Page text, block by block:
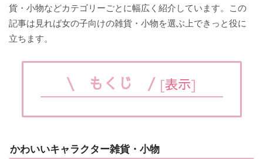
貨・小物などカテゴリーごとに幅広く紹介しています。この
記事は見れば女の子向けの雑貨・小物を選ぶ上できっと役に
立ちます。
\ もくじ / [表示]
かわいいキャラクター雑貨・小物